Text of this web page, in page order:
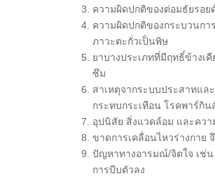
ความผิดปกติของต่อมธัยรอย
ความผิดปกติของกระบวนกา
ภาวะตะกั่วเป็นพิษ
ยาบางประเภทที่มีฤทธิ์ข้างเ
ซึม
สาเหตุจากระบบประสาทแล
กระทบกระเทือน โรคพาร์กิน
อุปนิสัย สิ่งแวดล้อม และคว
ขาดการเคลื่อนไหวร่างกาย
ปัญหาทางอารมณ์/จิตใจ เช่น
การบีบตัวลง